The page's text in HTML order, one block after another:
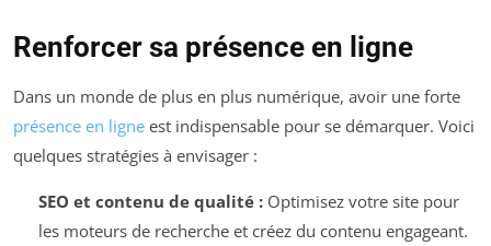
Renforcer sa présence en ligne
Dans un monde de plus en plus numérique, avoir une forte
présence en ligne est indispensable pour se démarquer. Voici
quelques stratégies à envisager :
SEO et contenu de qualité :Optimisez votre site pour
les moteurs de recherche et créez du contenu engageant.